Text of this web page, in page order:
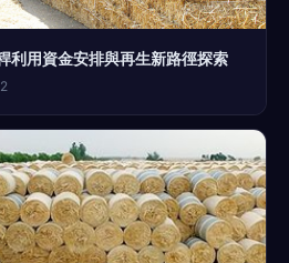
利用資金安排與再生新路徑探索